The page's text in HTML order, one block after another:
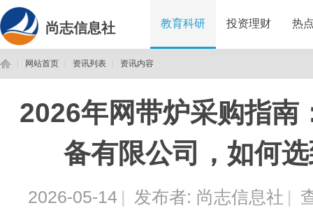
尚志信息社 教育科研 投资理财 热
网站首页
›
资讯列表 资讯内容
2026年网带炉采购指南
备有限公司，如何
2026-05-14 | 发布者: 尚志信息社 |